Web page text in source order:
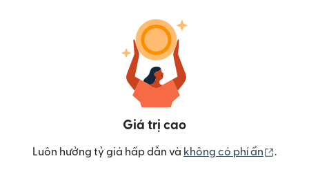
Giá trị cao
Luôn hưởng tỷ giá hấp dẫn và không có phí ẩn .